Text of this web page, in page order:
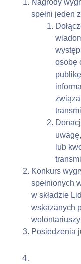
Nagrody
spełni jeden
osobę
lub
Konkurs
spełnionych
w składzie
wskazanych
Posiedzenia